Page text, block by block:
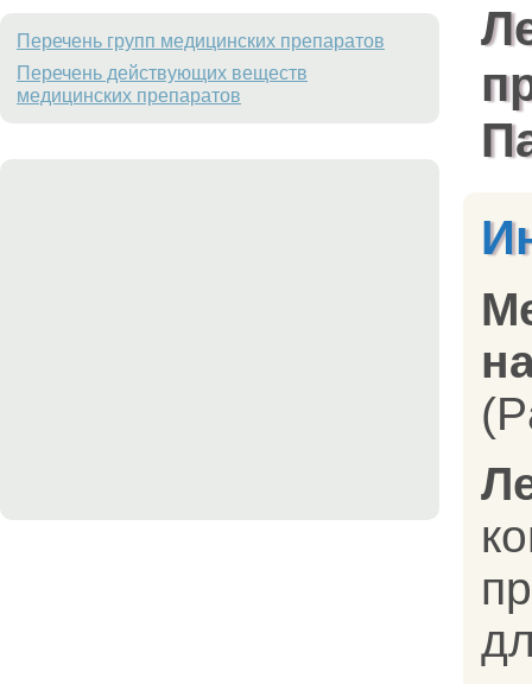
Перечень групп медицинских препаратов
Перечень действующих веществ
медицинских препаратов